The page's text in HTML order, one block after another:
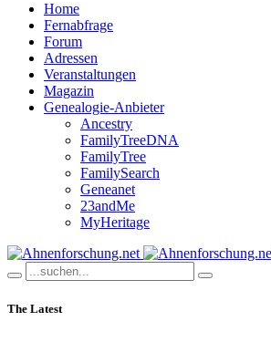
Home
Fernabfrage
Forum
Adressen
Veranstaltungen
Magazin
Genealogie-Anbieter
Ancestry
FamilyTreeDNA
FamilyTree
FamilySearch
Geneanet
23andMe
MyHeritage
The Latest